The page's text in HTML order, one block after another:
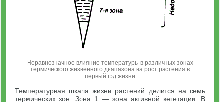
Неравнозначное влияние температуры в различных зонах
термического жизненного диапазона на рост растения в
первый год жизни
Температурная шкала жизни растений делится на семь
термических зон. Зона 1 — зона активной вегетации. В